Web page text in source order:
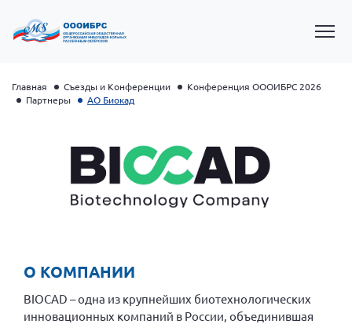
Генеральный директор Матвиевская О.В.
Главная Съезды и Конференции
Конференция ОООИБРС 2026
Партнеры
АО Биокад
О КОМПАНИИ
BIOCAD – одна из крупнейших биотехнологических
инновационных компаний в России, объединившая